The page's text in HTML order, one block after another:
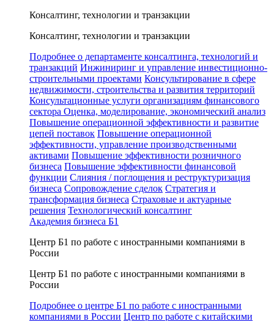
Консалтинг, технологии и транзакции
Консалтинг, технологии и транзакции
Подробнее о департаменте консалтинга, технологий и
транзакций Инжиниринг и управление инвестиционно-
строительными проектами Консультирование в сфере
недвижимости, строительства и развития территорий
Консультационные услуги организациям финансового
сектора Оценка, моделирование, экономический анализ
Повышение операционной эффективности и развитие
цепей поставок Повышение операционной
эффективности, управление производственными
активами Повышение эффективности розничного
бизнеса Повышение эффективности финансовой
функции Слияния / поглощения и реструктуризация
бизнеса Сопровождение сделок Стратегия и
трансформация бизнеса Страховые и актуарные
решения Технологический консалтинг
Академия бизнеса Б1
Центр Б1 по работе с иностранными компаниями в
России
Центр Б1 по работе с иностранными компаниями в
России
Подробнее о центре Б1 по работе с иностранными
компаниями в России Центр по работе с китайскими